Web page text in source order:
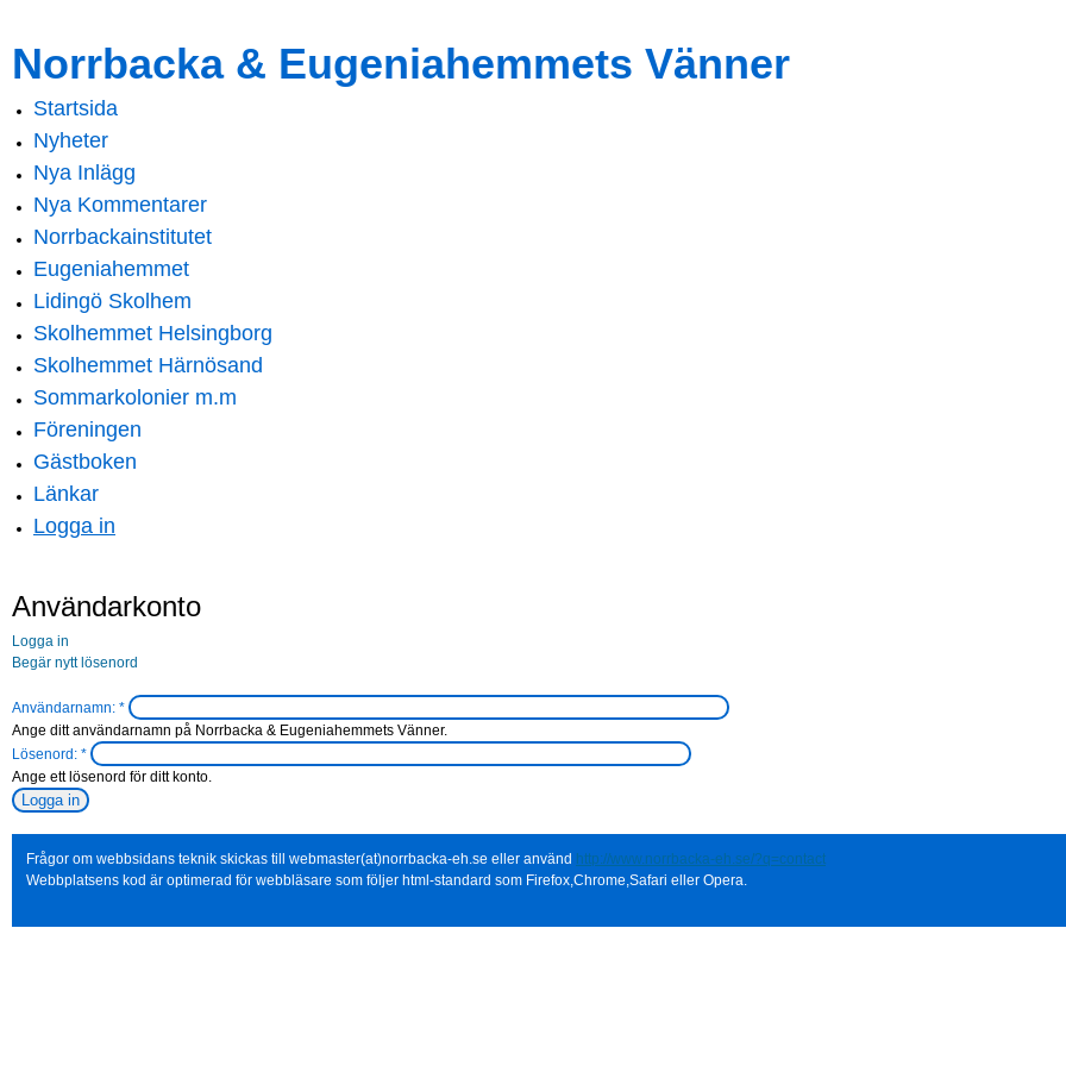
main
content
navigation
Norrbacka & Eugeniahemmets Vänner
Main menu
Startsida
Nyheter
Nya Inlägg
Nya Kommentarer
Norrbackainstitutet
Eugeniahemmet
Lidingö Skolhem
Skolhemmet Helsingborg
Skolhemmet Härnösand
Sommarkolonier m.m
Föreningen
Gästboken
Länkar
Logga in
Användarkonto
Logga in
Begär nytt lösenord
Användarnamn: *
Ange ditt användarnamn på Norrbacka & Eugeniahemmets Vänner.
Lösenord: *
Ange ett lösenord för ditt konto.
Frågor om webbsidans teknik skickas till webmaster(at)norrbacka-eh.se eller använd http://www.norrbacka-eh.se/?q=contact
Webbplatsens kod är optimerad för webbläsare som följer html-standard som Firefox,Chrome,Safari eller Opera.